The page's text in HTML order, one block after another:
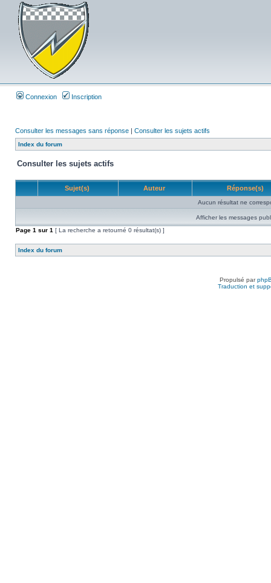
Connexion Inscription
Consulter les messages sans réponse | Consulter les sujets actifs
Index du forum
Consulter les sujets actifs
Sujet(s) Auteur Réponse(s)
Aucun résultat ne
Afficher les messages
Page 1 sur 1 [ La recherche a retourné 0 résultat(s) ]
Index du forum
Propulsé par
Traduction et